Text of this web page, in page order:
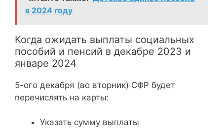
в 2024 году
Когда ожидать выплаты социальных
пособий и пенсий в декабре 2023 и
январе 2024
5-ого декабря (во вторник) СФР будет
перечислять на карты:
Указать сумму выплаты